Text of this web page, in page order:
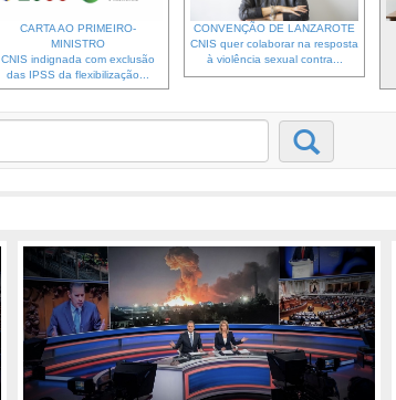
CARTA AO PRIMEIRO-
MINISTRO
CNIS indignada com exclusão
das IPSS da flexibilização...
CONVENÇÃO DE LANZAROTE
CNIS quer colaborar na resposta
à violência sexual contra...